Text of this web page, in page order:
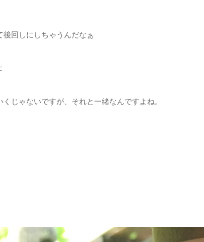
回しにしちゃうんだなぁ
じゃないですが、それと一緒なんですよね。